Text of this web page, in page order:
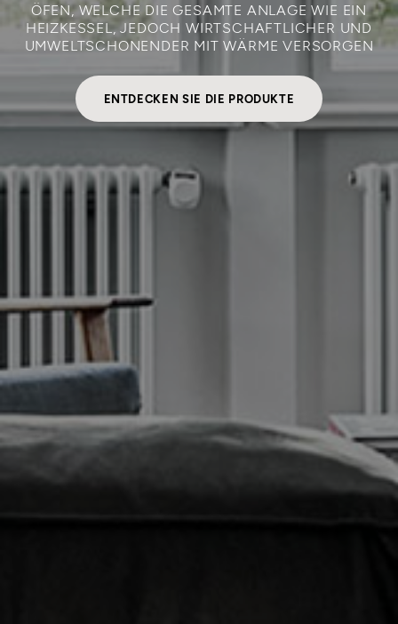
ÖFEN, WELCHE DIE GESAMTE ANLAGE WIE EIN
HEIZKESSEL, JEDOCH WIRTSCHAFTLICHER UND
UMWELTSCHONENDER MIT WÄRME VERSORGEN
ENTDECKEN SIE DIE PRODUKTE